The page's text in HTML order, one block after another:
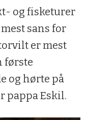
og fisketurer
sans for
er mest
første
og hørte på
pappa Eskil.